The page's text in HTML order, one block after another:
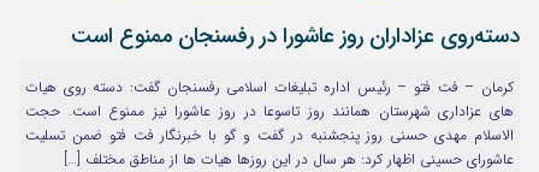
دسته‌روی عزاداران روز عاشورا در رفسنجان ممنوع است
کرمان – فت فتو – رئیس اداره تبلیغات اسلامی رفسنجان گفت: دسته روی هیات
های عزاداری شهرستان همانند روز تاسوعا در روز عاشورا نیز ممنوع است. حجت
الاسلام مهدی حسنی روز پنجشنبه در گفت و گو با خبرنگار فت فتو ضمن تسلیت
عاشورای حسینی اظهار کرد: هر سال در این روزها هیات ها از مناطق مختلف […]